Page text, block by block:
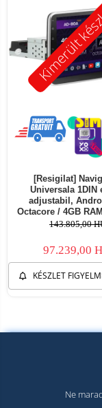
Kimerült
[Resigilat]
Universala 1DIN
adjustabil,
Octacore / 4GB
ROM, 10.1 Inch -
143.805,00
97.239,00
KÉSZLET
Ne